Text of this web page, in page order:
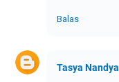
Balas
Tasya Nandya